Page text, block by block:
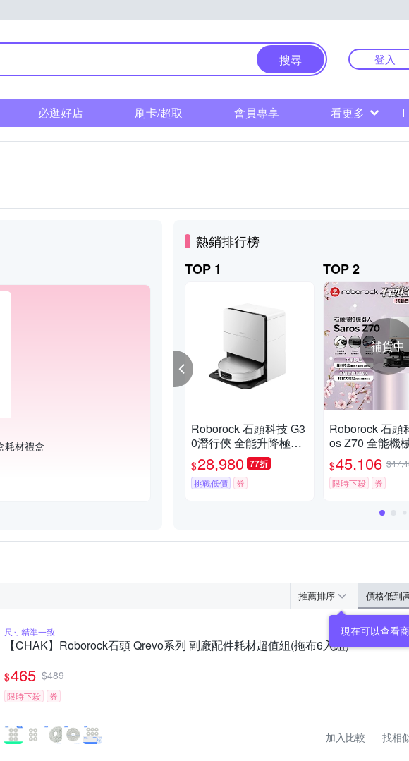
搜尋 登入
必逛好店 刷卡/超取 會員專享 看更多
耗材禮盒
熱銷排行榜
TOP 1
Roborock 石頭科技 G3
0潛行俠 全能升降極淨
王者 (智慧升降全域LD
S/超薄7.98/聲波恆濕拖
地/22000Pa)
$28,980 77折
挑戰低價 券
TOP 2
補貨中
Roborock 石頭
os Z70 全能機
艦掃拖王者(機
零纏繞/
超薄/80度熱洗)
$45,106
限時下殺
券
推薦排序 價格低到
現在可以查看
尺寸精準一致
【CHAK】Roborock石頭 Qrevo系列 副廠配件耗材超值組(拖布6入組)
$465 $489
限時下殺 券
加入比較 找相